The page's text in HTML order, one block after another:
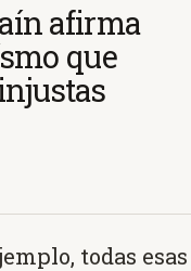
afirma
que
todas esas